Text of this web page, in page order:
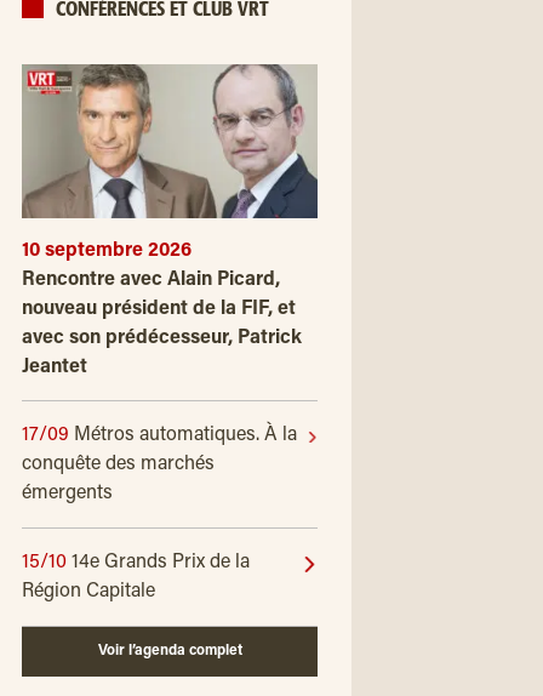
CONFÉRENCES ET CLUB VRT
10 septembre 2026
Rencontre avec Alain Picard,
nouveau président de la FIF, et
avec son prédécesseur, Patrick
Jeantet
17/09 Métros automatiques. À la
conquête des marchés
émergents
15/10 14e Grands Prix de la
Région Capitale
Voir l’agenda complet